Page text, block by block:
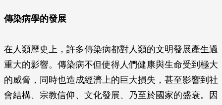
傳染病學的發展
在人類歷史上，許多傳染病都對人類的文明發展產生過
重大的影響。傳染病不但使得人們健康與生命受到極大
的威脅，同時也造成經濟上的巨大損失，甚至影響到社
會結構、宗教信仰、文化發展、乃至於國家的盛衰。因